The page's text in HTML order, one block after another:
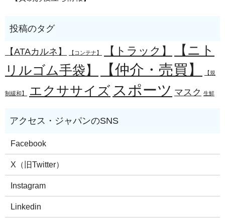
【ATAカルネ】 【コンテナ】 【トラック】
【ニト
リルゴム手袋】
【仲介・売買】 【規
制緩和】 エクササイズ スポーツ マスク 生鮮
Facebook
X（旧Twitter）
Instagram
Linkedin